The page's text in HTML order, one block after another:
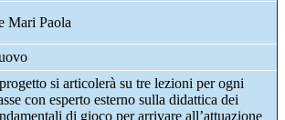
Mari Paola
si articolerà su tre lezioni per ogni
con esperto esterno sulla didattica dei
di gioco per arrivare all’attuazione